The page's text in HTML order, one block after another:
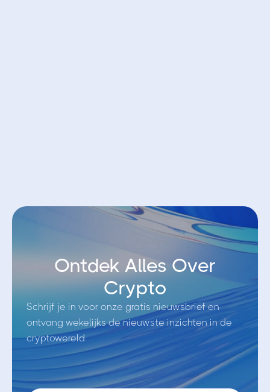
Ontdek Alles Over
Crypto
Schrijf je in voor onze gratis nieuwsbrief en
ontvang wekelijks de nieuwste inzichten in de
cryptowereld.